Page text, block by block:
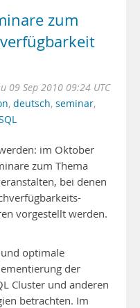
zum
09 Sep 2010 09:24 UTC
, deutsch, seminar,
im Oktober
zum Thema
bei denen
vorgestellt werden.
optimale
der
Cluster und anderen
betrachten. Im